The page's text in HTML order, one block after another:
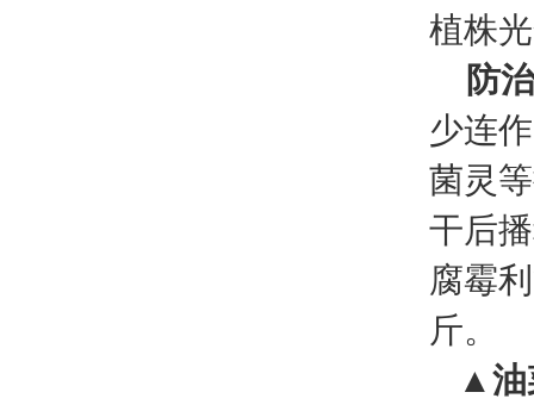
植株
防
少连
菌灵
干后
腐霉
斤。
▲油